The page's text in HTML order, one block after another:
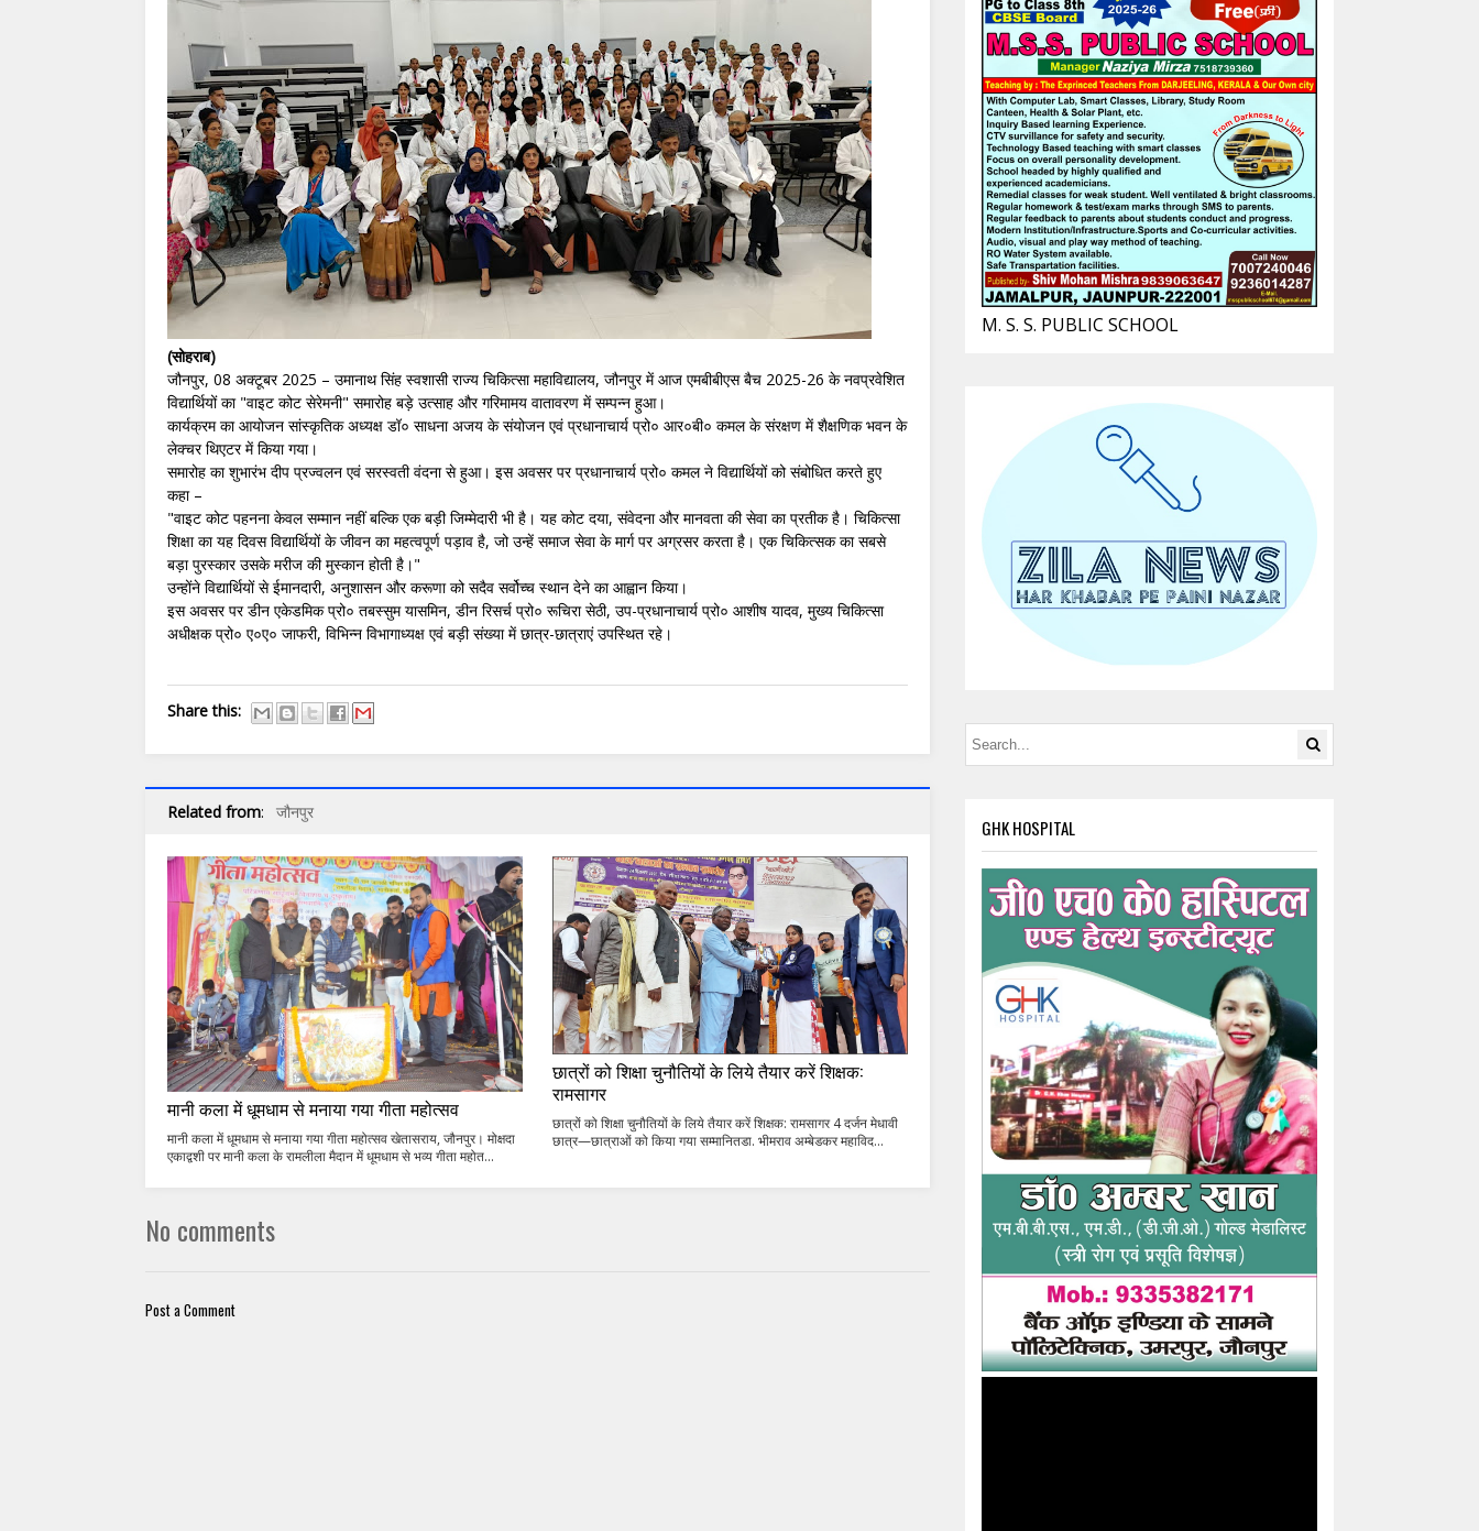
(सोहराब)
जौनपुर, 08 अक्टूबर 2025 – उमानाथ सिंह स्वशासी राज्य चिकित्सा महाविद्यालय, जौनपुर में आज एमबीबीएस बैच 2025-26 के नवप्रवेशित
विद्यार्थियों का "वाइट कोट सेरेमनी" समारोह बड़े उत्साह और गरिमामय वातावरण में सम्पन्न हुआ।
कार्यक्रम का आयोजन सांस्कृतिक अध्यक्ष डॉ० साधना अजय के संयोजन एवं प्रधानाचार्य प्रो० आर०बी० कमल के संरक्षण में शैक्षणिक भवन के
लेक्चर थिएटर में किया गया।
समारोह का शुभारंभ दीप प्रज्वलन एवं सरस्वती वंदना से हुआ। इस अवसर पर प्रधानाचार्य प्रो० कमल ने विद्यार्थियों को संबोधित करते हुए
कहा –
"वाइट कोट पहनना केवल सम्मान नहीं बल्कि एक बड़ी जिम्मेदारी भी है। यह कोट दया, संवेदना और मानवता की सेवा का प्रतीक है। चिकित्सा
शिक्षा का यह दिवस विद्यार्थियों के जीवन का महत्वपूर्ण पड़ाव है, जो उन्हें समाज सेवा के मार्ग पर अग्रसर करता है। एक चिकित्सक का सबसे
बड़ा पुरस्कार उसके मरीज की मुस्कान होती है।"
उन्होंने विद्यार्थियों से ईमानदारी, अनुशासन और करूणा को सदैव सर्वोच्च स्थान देने का आह्वान किया।
इस अवसर पर डीन एकेडमिक प्रो० तबस्सुम यासमिन, डीन रिसर्च प्रो० रूचिरा सेठी, उप-प्रधानाचार्य प्रो० आशीष यादव, मुख्य चिकित्सा
अधीक्षक प्रो० ए०ए० जाफरी, विभिन्न विभागाध्यक्ष एवं बड़ी संख्या में छात्र-छात्राएं उपस्थित रहे।
Share this:
Related from: जौनपुर
मानी कला में धूमधाम से मनाया गया गीता महोत्सव
मानी कला में धूमधाम से मनाया गया गीता महोत्सव खेतासराय, जौनपुर। मोक्षदा
एकाद्वशी पर मानी कला के रामलीला मैदान में धूमधाम से भव्य‌ गीता महोत...
छात्रों को शिक्षा चुनौतियों के लिये तैयार करें शिक्षक:
रामसागर
छात्रों को शिक्षा चुनौतियों के लिये तैयार करें शिक्षक: रामसागर 4 दर्जन मेधावी
छात्र—छात्राओं को किया गया सम्मानितडा. भीमराव अम्बेडकर महाविद...
No comments
Post a Comment
M. S. S. PUBLIC SCHOOL
GHK HOSPITAL